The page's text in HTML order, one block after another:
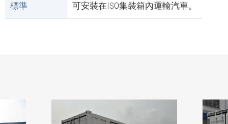
標準 可安裝在ISO集裝箱內運輸汽車。